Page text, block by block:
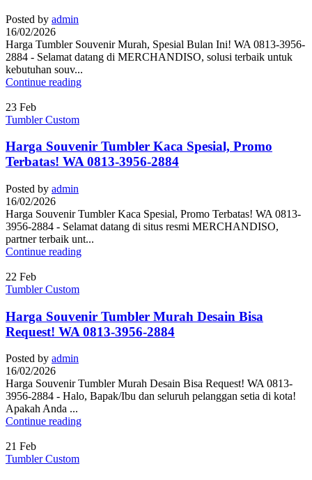
Posted by admin
16/02/2026
Harga Tumbler Souvenir Murah, Spesial Bulan Ini! WA 0813-3956-
2884 - Selamat datang di MERCHANDISO, solusi terbaik untuk
kebutuhan souv...
Continue reading
23 Feb
Tumbler Custom
Harga Souvenir Tumbler Kaca Spesial, Promo
Terbatas! WA 0813-3956-2884
Posted by admin
16/02/2026
Harga Souvenir Tumbler Kaca Spesial, Promo Terbatas! WA 0813-
3956-2884 - Selamat datang di situs resmi MERCHANDISO,
partner terbaik unt...
Continue reading
22 Feb
Tumbler Custom
Harga Souvenir Tumbler Murah Desain Bisa
Request! WA 0813-3956-2884
Posted by admin
16/02/2026
Harga Souvenir Tumbler Murah Desain Bisa Request! WA 0813-
3956-2884 - Halo, Bapak/Ibu dan seluruh pelanggan setia di kota!
Apakah Anda ...
Continue reading
21 Feb
Tumbler Custom